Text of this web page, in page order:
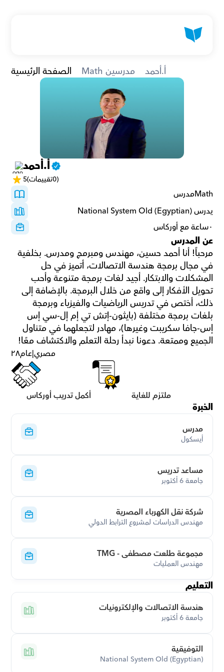
الصفحة الرئيسية Math مدرسين أ.أحمد
أ.أحمد
5 (0تقييمات)
Mathمدرس
يدرس National System Old (Egyptian)
٠ساعة مع أوركاس
عن المدرس
الجميع وممتعة. دعونا نبدأ رحلة التعلم والاكتشاف معًا!
٢٨عام|مصري
ملتزم للغاية أكمل تدريب أوركاس
الخبرة
مدرس
أيسكول
مساعد تدريس
جامعة 6 أكتوبر
شركة نقل الكهرباء المصرية
مهندس الدراسات لمشروع الترابط الدولي
مجموعة طلعت مصطفى - TMG
مهندس العمليات
التعليم
هندسة الاتصالات والإلكترونيات
جامعة 6 أكتوبر
التوفيقية
National System Old (Egyptian)